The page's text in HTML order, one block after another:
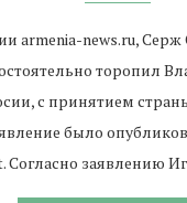
armenia-news.ru, Серж
торопил
с принятием
было
Согласно заявлению